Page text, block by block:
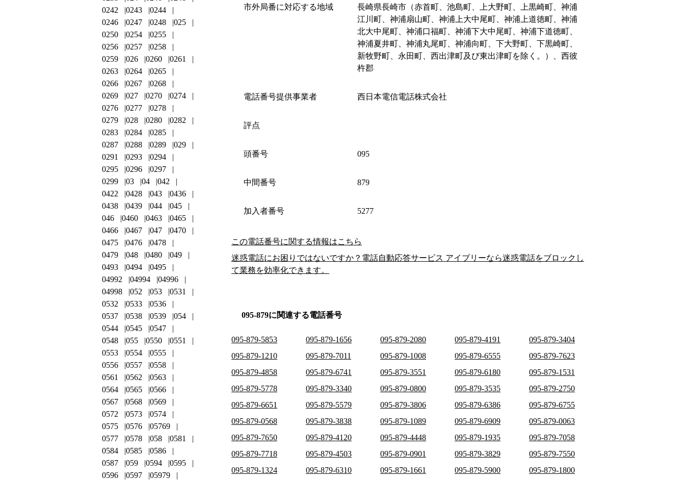
市外局番に対応する地域
長崎県長崎市（赤首町、池島町、上大野町、上黒崎町、神浦
江川町、神浦扇山町、神浦上大中尾町、神浦上道徳町、神浦
北大中尾町、神浦口福町、神浦下大中尾町、神浦下道徳町、
神浦夏井町、神浦丸尾町、神浦向町、下大野町、下黒崎町、
新牧野町、永田町、西出津町及び東出津町を除く。）、西彼
杵郡
電話番号提供事業者 西日本電信電話株式会社
評点
頭番号 095
中間番号 879
加入者番号 5277
この電話番号に関する情報はこちら
迷惑電話にお困りではないですか？電話自動応答サービス アイブリーなら迷惑電話をブロックし
て業務を効率化できます。
095-879に関連する電話番号
095-879-5853 095-879-1656 095-879-2080 095-879-4191
095-879-3404
095-879-1210
095-879-7011 095-879-1008 095-879-6555
095-879-7623
095-879-4858
095-879-6741 095-879-3551 095-879-6180
095-879-1531
095-879-5778
095-879-3340 095-879-0800 095-879-3535
095-879-2750
095-879-6651
095-879-5579 095-879-3806 095-879-6386
095-879-6755
095-879-0568
095-879-3838 095-879-1089 095-879-6909
095-879-0063
095-879-7650
095-879-4120 095-879-4448 095-879-1935
095-879-7058
095-879-7718
095-879-4503 095-879-0901 095-879-3829
095-879-7550
095-879-1324
095-879-6310 095-879-1661 095-879-5900
095-879-1800
0242
0243
0244
0246
0247 0248
025
0250
0254
0255
0256
0257
0258
0259
026 0260
0261
0263
0264
0265
0266
0267
0268
0269
027 0270
0274
0276
0277
0278
0279
028 0280
0282
0283
0284
0285
0287
0288 0289
029
0291
0293
0294
0295
0296
0297
0299
03 04
042
0422
0428 043
0436
0438
0439 044
045
046
0460 0463
0465
0466
0467 047
0470
0475
0476
0478
0479
048 0480
049
0493
0494
0495
04992
04994
04996
04998
052 053
0531
0532
0533
0536
0537
0538 0539
054
0544
0545
0547
0548
055 0550
0551
0553
0554
0555
0556
0557
0558
0561
0562
0563
0564
0565
0566
0567
0568
0569
0572
0573
0574
0575
0576
05769
0577
0578 058
0581
0584
0585
0586
0587
059 0594
0595
0596
0597
05979